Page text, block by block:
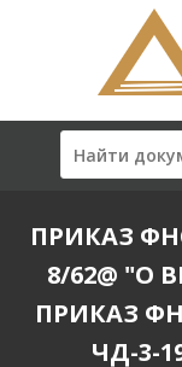
ПРИКАЗ
8/62@ "О
ПРИКАЗ
ЧД-3-